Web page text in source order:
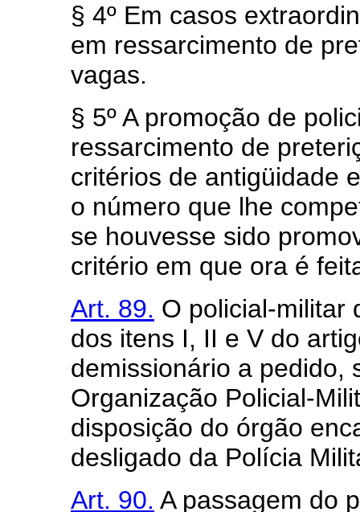
§ 4º Em casos
em ressarcimento de
vagas.
§ 5º A promoção de
ressarcimento de
critérios de antigüidade
o número que lhe
se houvesse sido
critério em que ora é
Art. 89. O policial-militar
dos itens I, II e V do
demissionário a pedido,
Organização Policial-
disposição do órgão
desligado da Polícia
Art. 90. A passagem do